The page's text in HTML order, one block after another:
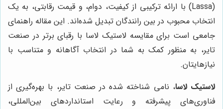
(Lassa) با ارائه ترکیبی از کیفیت، دوام، و قیمت رقابتی، به یک
انتخاب محبوب در بین رانندگان تبدیل شده‌اند. این مقاله راهنمای
جامعی است برای مقایسه لاستیک لاسا با رقبای برتر در صنعت
تایر، به منظور کمک به شما در انتخاب آگاهانه و متناسب با
نیازهایتان.
لاستیک لاسا، نامی شناخته شده در صنعت تایر، با بهره‌گیری از
فناوری‌های پیشرفته و رعایت استانداردهای بین‌المللی،